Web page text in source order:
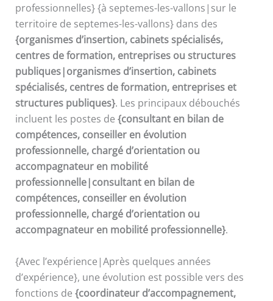
professionnelles} {à septemes-les-vallons|sur le
territoire de septemes-les-vallons} dans des
{organismes d’insertion, cabinets spécialisés,
centres de formation, entreprises ou structures
publiques|organismes d’insertion, cabinets
spécialisés, centres de formation, entreprises et
structures publiques}. Les principaux débouchés
incluent les postes de {consultant en bilan de
compétences, conseiller en évolution
professionnelle, chargé d’orientation ou
accompagnateur en mobilité
professionnelle|consultant en bilan de
compétences, conseiller en évolution
professionnelle, chargé d’orientation ou
accompagnateur en mobilité professionnelle}.
{Avec l’expérience|Après quelques années
d’expérience}, une évolution est possible vers des
fonctions de {coordinateur d’accompagnement,